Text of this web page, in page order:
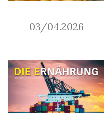
03/04.2026